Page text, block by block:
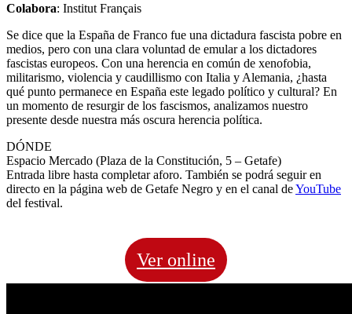
Colabora: Institut Français
Se dice que la España de Franco fue una dictadura fascista pobre en
medios, pero con una clara voluntad de emular a los dictadores
fascistas europeos. Con una herencia en común de xenofobia,
militarismo, violencia y caudillismo con Italia y Alemania, ¿hasta
qué punto permanece en España este legado político y cultural? En
un momento de resurgir de los fascismos, analizamos nuestro
presente desde nuestra más oscura herencia política.
DÓNDE
Espacio Mercado (Plaza de la Constitución, 5 – Getafe)
Entrada libre hasta completar aforo. También se podrá seguir en
directo en la página web de Getafe Negro y en el canal deYouTube
del festival.
Ver online